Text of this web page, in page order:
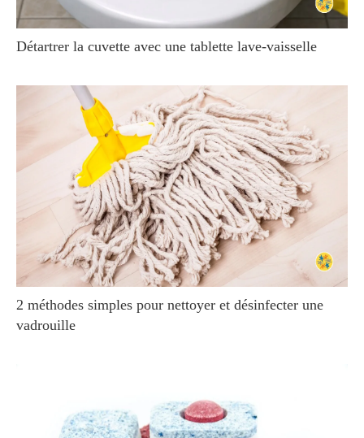
Détartrer la cuvette avec une tablette lave-vaisselle
2 méthodes simples pour nettoyer et désinfecter une
vadrouille